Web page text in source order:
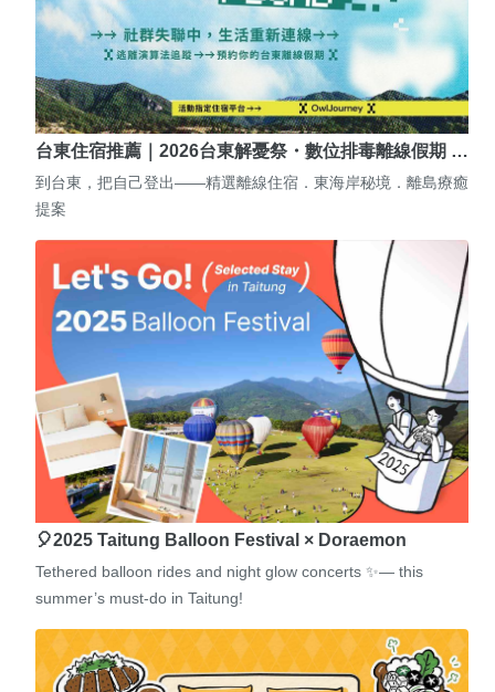
台東住宿推薦｜2026台東解憂祭・數位排毒離線假期 …
到台東，把自己登出——精選離線住宿．東海岸秘境．離島療癒
提案
🎈2025 Taitung Balloon Festival × Doraemon
Tethered balloon rides and night glow concerts ✨— this
summer’s must-do in Taitung!